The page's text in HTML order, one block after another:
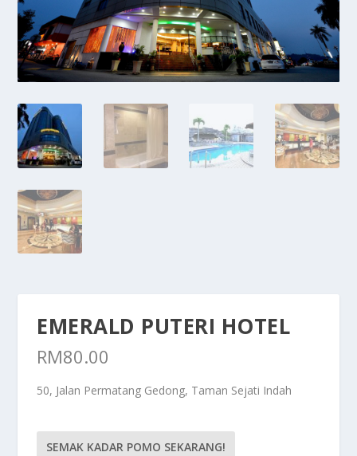
EMERALD PUTERI HOTEL
RM80.00
50, Jalan Permatang Gedong, Taman Sejati Indah
SEMAK KADAR POMO SEKARANG!